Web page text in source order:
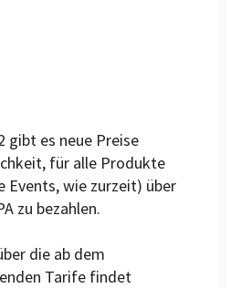
gibt es neue Preise
für alle Produkte
Events, wie zurzeit) über
zu bezahlen.
die ab dem
Tarife findet